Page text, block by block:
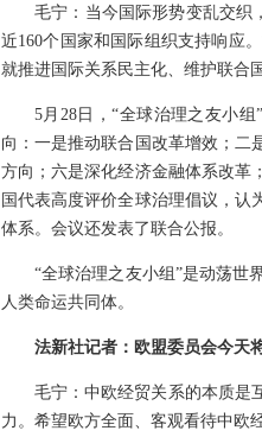
毛宁：当今国际形势变乱交织
近160个国家和国际组织支持响应
就推进国际关系民主化、维护联合
5月28日，“全球治理之友小
向：一是推动联合国改革增效；二
方向；六是深化经济金融体系改革
国代表高度评价全球治理倡议，认
体系。会议还发表了联合公报。
“全球治理之友小组”是动荡世
人类命运共同体。
法新社记者：欧盟委员会今天
毛宁：中欧经贸关系的本质是
力。希望欧方全面、客观看待中欧